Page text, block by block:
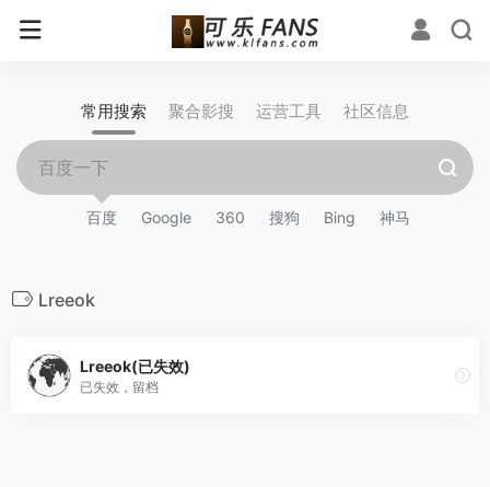
常用搜索 聚合影搜 运营工具 社区信息
百度 Google 360 搜狗 Bing 神马
Lreeok
Lreeok(已失效)
已失效，留档